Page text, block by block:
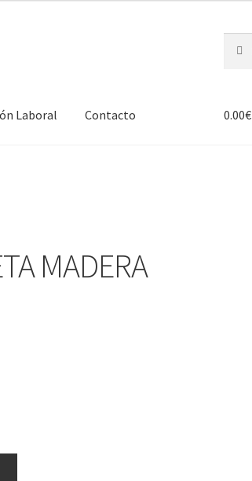
por:
Laboral Contacto 0.00€
MADERA